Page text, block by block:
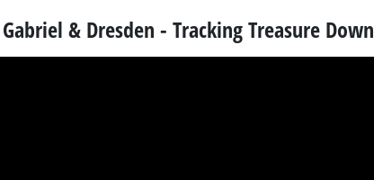
Gabriel & Dresden - Tracking Treasure Down